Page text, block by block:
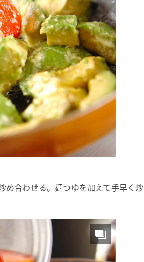
め合わせる。麺つゆを加えて手早く炒